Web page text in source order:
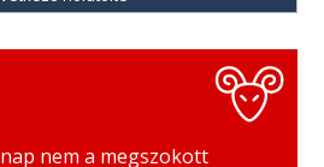
nap nem a megszokott